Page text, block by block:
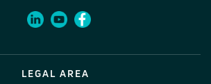
LEGAL AREA